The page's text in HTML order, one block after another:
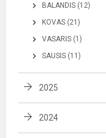
BALANDIS (12)
KOVAS (21)
VASARIS (1)
SAUSIS (11)
2025
2024